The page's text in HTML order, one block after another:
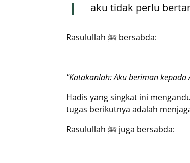
aku tidak perlu
Rasulullah ﷺ bersabda:
"Katakanlah: Aku beriman
Hadis yang singkat ini
tugas berikutnya adalah
Rasulullah ﷺ juga bersabda: